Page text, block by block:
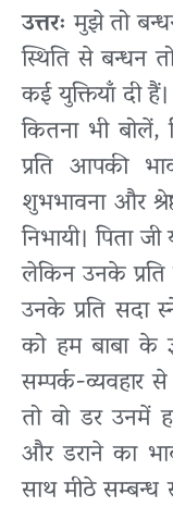
उत्तरःमुझे तो
स्थिति से बन्धन
कई युक्तियाँ दी
कितना भी
प्रति आपकी
शुभभावना और
निभायी। पिता
लेकिन उनके
उनके प्रति सदा
को हम बाबा के
सम्पर्क-
तो वो डर उनमें
और डराने का
साथ मीठे